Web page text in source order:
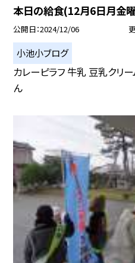
本日の給食(12月6日月金
公開日 2024/12/06
小池小ブログ
カレーピラフ 牛乳 豆乳クリ
ん